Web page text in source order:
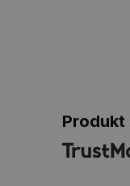
Produkt